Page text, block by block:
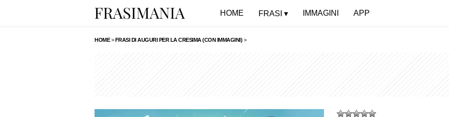
HOME FRASI IMMAGINI APP
HOME>FRASI DI AUGURI PER LA CRESIMA (CON IMMAGINI) >